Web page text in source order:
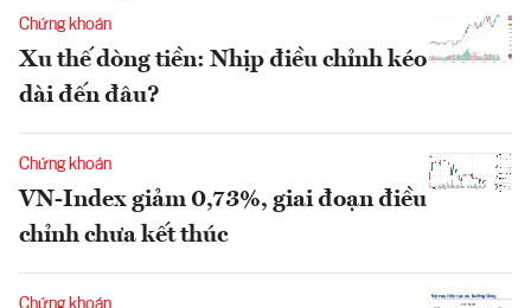
Chứng khoán
Xu thế dòng tiền: Nhịp điều chỉnh kéo
dài đến đâu?
Chứng khoán
VN-Index giảm 0,73%, giai đoạn điều
chỉnh chưa kết thúc
Chứng khoán